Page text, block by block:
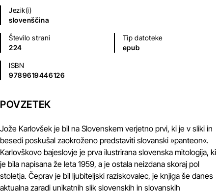
Jezik(i)
slovenščina
Število strani
224
Tip datoteke
epub
ISBN
9789619446126
POVZETEK
Jože Karlovšek je bil na Slovenskem verjetno prvi, ki je v sliki in
besedi poskušal zaokroženo predstaviti slovanski »panteon«.
Karlovškovo bajeslovje je prva ilustrirana slovenska mitologija, ki
je bila napisana že leta 1959, a je ostala neizdana skoraj pol
stoletja. Čeprav je bil ljubiteljski raziskovalec, je knjiga še danes
aktualna zaradi unikatnih slik slovenskih in slovanskih